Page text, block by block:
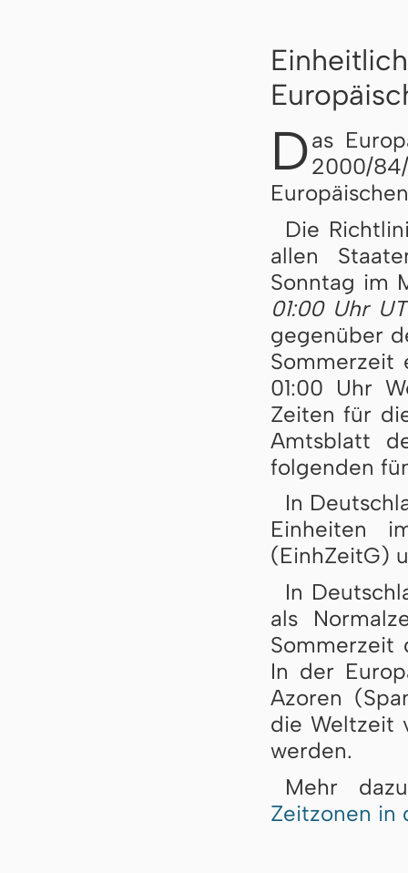
Das
2000/
Die
allen
Sonntag im
01:00 Uhr
gegenüber
01:00 Uhr
Zeiten für
Amtsblatt
folgenden
In
Einheiten
(EinhZeitG)
In
als
Sommerzeit
In der
Azoren
die Welt­zeit
wer­den.
Mehr
Zeitzonen in